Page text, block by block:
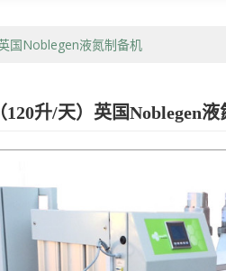
国Noblegen液氮制备机
120升/天）英国Noblegen